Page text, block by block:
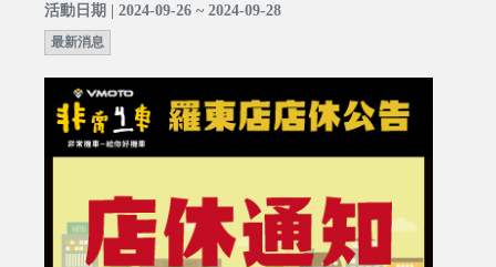
活動日期 | 2024-09-26 ~ 2024-09-28
最新消息